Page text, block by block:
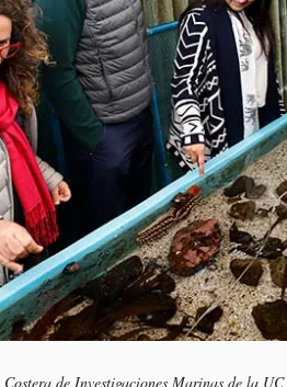
de Investigaciones Marinas de la